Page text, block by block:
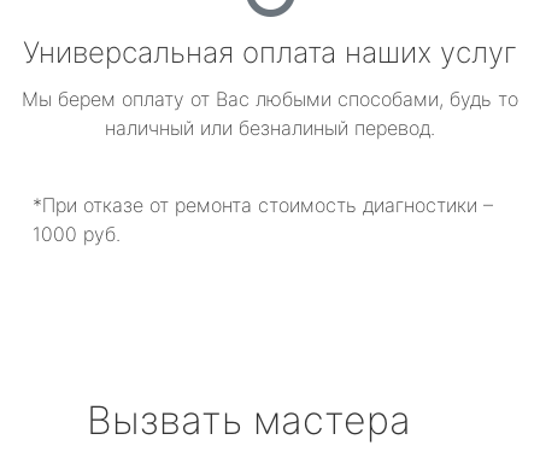
Универсальная оплата наших услуг
Мы берем оплату от Вас любыми способами, будь то
наличный или безналиный перевод.
*При отказе от ремонта стоимость диагностики –
1000 руб.
Вызвать мастера